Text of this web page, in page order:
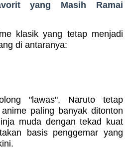
yang Masih Ramai
klasik yang tetap menjadi
di antaranya:
"lawas", Naruto tetap
paling banyak ditonton
muda dengan tekad kuat
basis penggemar yang